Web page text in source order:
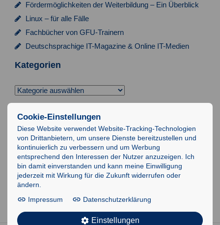
Fördermöglichkeiten der Weiterbildung – Ein Überblick
Linux – für alle Fälle
Fachbücher von GFU-Trainern
Deutschsprachige IT-Magazine & Online IT-Medien
Kategorien
Kategorien
nach:
Impressum
Datenschutz
AGB
IT-Schulungen
Cookie-Einstellungen
Diese Website verwendet Website-Tracking-Technologien
von Drittanbietern, um unsere Dienste bereitzustellen und
kontinuierlich zu verbessern und um Werbung
entsprechend den Interessen der Nutzer anzuzeigen. Ich
bin damit einverstanden und kann meine Einwilligung
jederzeit mit Wirkung für die Zukunft widerrufen oder
ändern.
Impressum
Datenschutzerklärung
Einstellungen